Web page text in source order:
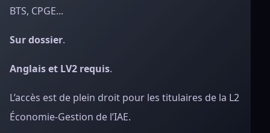
BTS, CPGE...
Sur dossier.
Anglais et LV2 requis.
L’accès est de plein droit pour les titulaires de la L2
Économie-Gestion de l’IAE.